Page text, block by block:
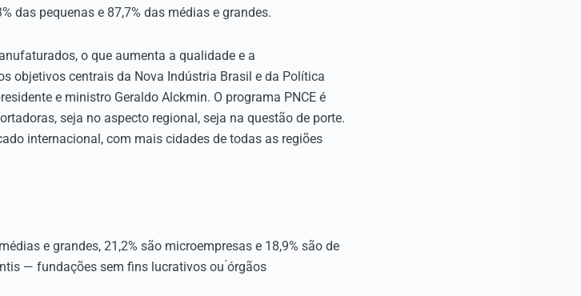
das pequenas e 87,7% das médias e grandes.
o que aumenta a qualidade e a
objetivos centrais da Nova Indústria Brasil e da Política
e ministro Geraldo Alckmin. O programa PNCE é
seja no aspecto regional, seja na questão de porte.
internacional, com mais cidades de todas as regiões
e grandes, 21,2% são microempresas e 18,9% são de
— fundações sem fins lucrativos ou ́órgãos